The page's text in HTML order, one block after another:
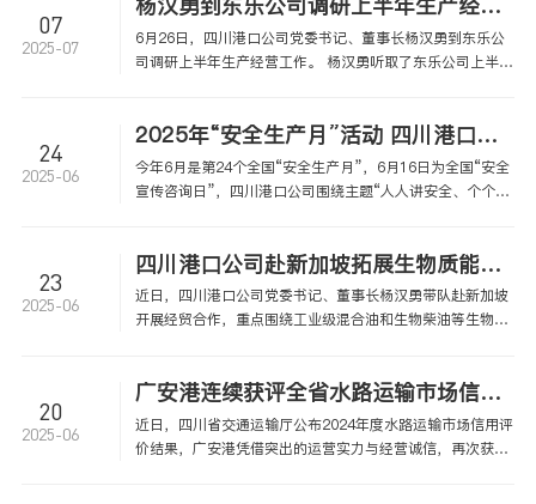
项规定精神的实际危害、改进工作的方法举措等方面与大家
深入交流。四川港口公司全体党员干部职工，在泸企业领导
班子成员、党员代表40余人参会。
07
2025-07
6月26日，四川港口公司党委书记、董事长杨汉勇到东乐公
司调研上半年生产经营工作。 杨汉勇听取了东乐公司上半年
资理念和品牌创立等给予指导并提出创新突破的新思路。
24
2025-06
2025年“安全生产月”活动 四川港口公司这样“答卷”
今年6月是第24个全国“安全生产月”，6月16日为全国“安全
宣传咨询日”，四川港口公司围绕主题“人人讲安全、个个会
产基础。 四川港口公司本部
23
2025-06
四川港口公司赴新加坡拓展生物质能源国际合作 签署多项战略协议
近日，四川港口公司党委书记、董事长杨汉勇带队赴新加坡
开展经贸合作，重点围绕工业级混合油和生物柴油等生物质
快构建国际化经营格局。四川港口公司代表团先后与雷普索
尔、
20
2025-06
广安港连续获评全省水路运输市场信用AA级
近日，四川省交通运输厅公布2024年度水路运输市场信用评
价结果，广安港凭借突出的运营实力与经营诚信，再次获评